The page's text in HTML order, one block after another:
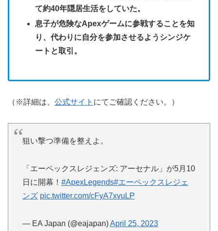
て約40年隠居生活をしていた。
息子が危険なApexゲームに参戦することを知
り、代わりに自分を参加させるようシンジケ
ートと取引。
（※詳細は、 公式サイト にてご確認ください。）
狙い撃つ準備を整えよ。
「エーペックスレジェンズ: アーセナル」が5月10
日に開幕！ #ApexLegends#エーペックスレジェ
ンズ pic.twitter.com/cFyA7xvuLP
— EA Japan (@eajapan)April 25, 2023